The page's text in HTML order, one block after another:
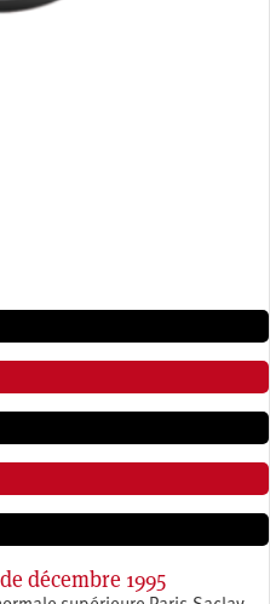
décembre 1995